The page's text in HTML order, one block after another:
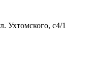
Ухтомского, с4/1